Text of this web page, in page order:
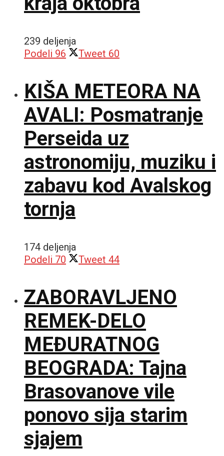
239 deljenja
Podeli 96 Tweet 60
KIŠA METEORA NA
AVALI: Posmatranje
Perseida uz
astronomiju, muziku i
zabavu kod Avalskog
tornja
174 deljenja
Podeli 70 Tweet 44
ZABORAVLJENO
REMEK-DELO
MEĐURATNOG
BEOGRADA: Tajna
Brasovanove vile
ponovo sija starim
sjajem